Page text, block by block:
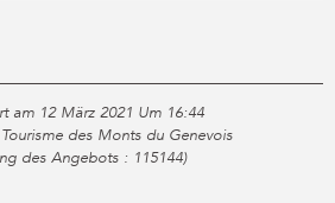
am 12 März 2021 Um 16:44
des Monts du Genevois
des Angebots : 115144)